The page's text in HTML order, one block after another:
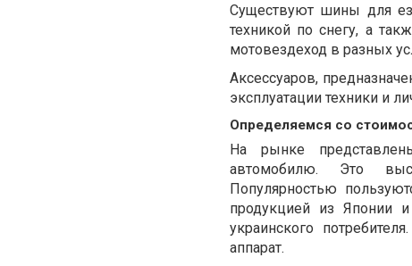
Существуют шины для
техникой по снегу, а
мотовездеход в разных
Аксессуаров,
эксплуатации техники и
Определяемся со
На рынке
автомобилю. Это
Популярностью
продукцией из Японии
украинского
аппарат.